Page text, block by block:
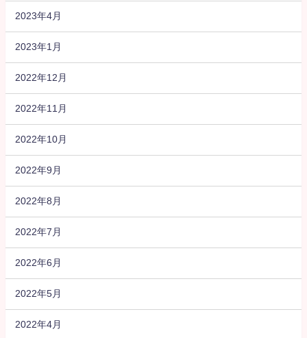
2023年4月
2023年1月
2022年12月
2022年11月
2022年10月
2022年9月
2022年8月
2022年7月
2022年6月
2022年5月
2022年4月